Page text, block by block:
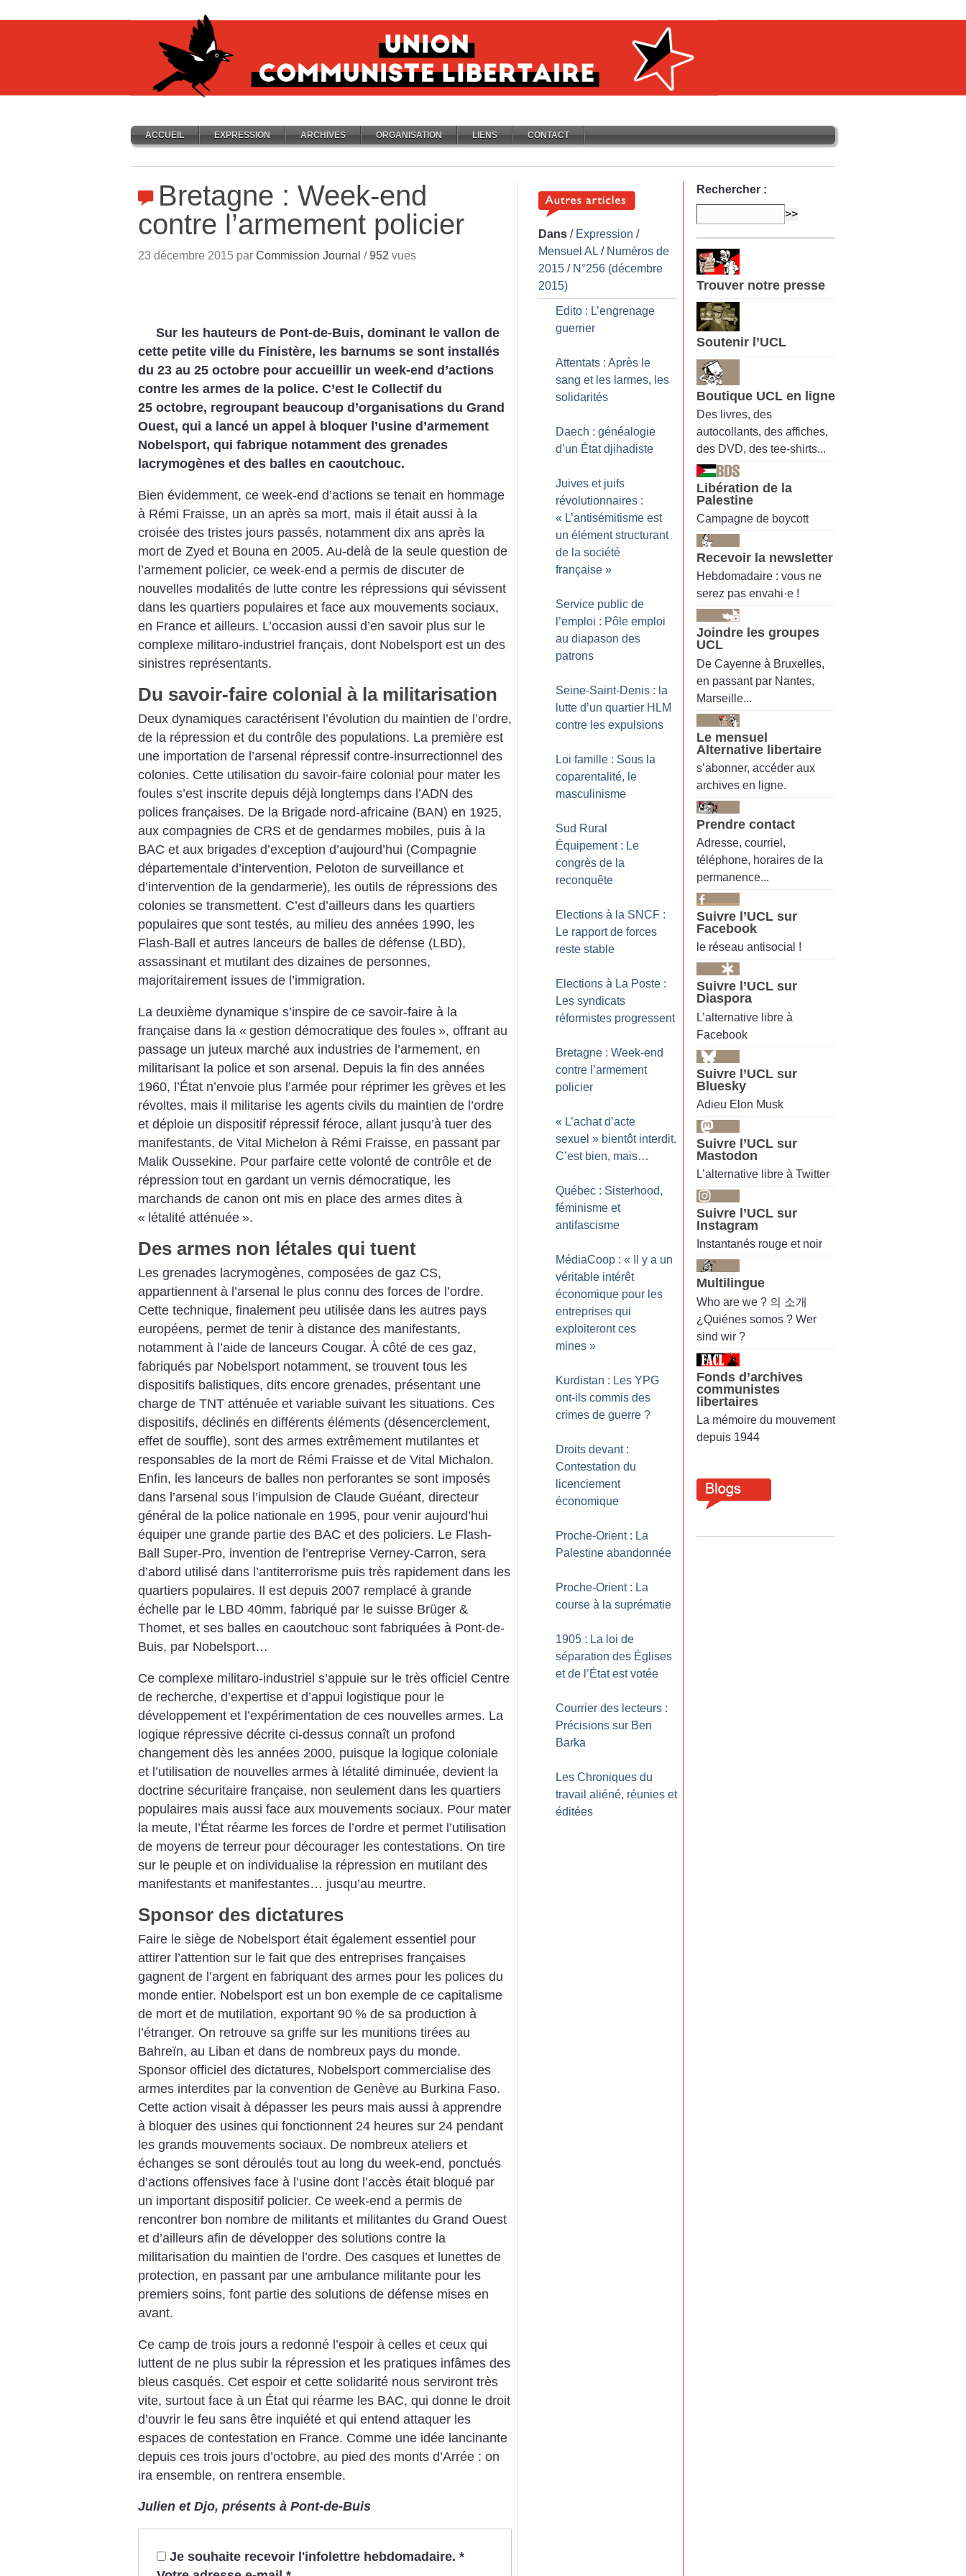
ACCUEIL EXPRESSION ARCHIVES ORGANISATION LIENS CONTACT
Bretagne : Week-end
contre l’armement policier
23 décembre 2015 par Commission Journal /952 vues
Sur les hauteurs de Pont-de-Buis, dominant le vallon de
cette petite ville du Finistère, les barnums se sont installés
du 23 au 25 octobre pour accueillir un week-end d’actions
contre les armes de la police. C’est le Collectif du
25 octobre, regroupant beaucoup d’organisations du Grand
Ouest, qui a lancé un appel à bloquer l’usine d’armement
Nobelsport, qui fabrique notamment des grenades
lacrymogènes et des balles en caoutchouc.
Bien évidemment, ce week-end d’actions se tenait en hommage
à Rémi Fraisse, un an après sa mort, mais il était aussi à la
croisée des tristes jours passés, notamment dix ans après la
mort de Zyed et Bouna en 2005. Au-delà de la seule question de
l’armement policier, ce week-end a permis de discuter de
nouvelles modalités de lutte contre les répressions qui sévissent
dans les quartiers populaires et face aux mouvements sociaux,
en France et ailleurs. L’occasion aussi d’en savoir plus sur le
complexe militaro-industriel français, dont Nobelsport est un des
sinistres représentants.
Du savoir-faire colonial à la militarisation
Deux dynamiques caractérisent l’évolution du maintien de l’ordre,
de la répression et du contrôle des populations. La première est
une importation de l’arsenal répressif contre-insurrectionnel des
colonies. Cette utilisation du savoir-faire colonial pour mater les
foules s’est inscrite depuis déjà longtemps dans l’ADN des
polices françaises. De la Brigade nord-africaine (BAN) en 1925,
aux compagnies de CRS et de gendarmes mobiles, puis à la
BAC et aux brigades d’exception d’aujourd’hui (Compagnie
départementale d’intervention, Peloton de surveillance et
d’intervention de la gendarmerie), les outils de répressions des
colonies se transmettent. C’est d’ailleurs dans les quartiers
populaires que sont testés, au milieu des années 1990, les
Flash-Ball et autres lanceurs de balles de défense (LBD),
assassinant et mutilant des dizaines de personnes,
majoritairement issues de l’immigration.
La deuxième dynamique s’inspire de ce savoir-faire à la
française dans la « gestion démocratique des foules », offrant au
passage un juteux marché aux industries de l’armement, en
militarisant la police et son arsenal. Depuis la fin des années
1960, l’État n’envoie plus l’armée pour réprimer les grèves et les
révoltes, mais il militarise les agents civils du maintien de l’ordre
et déploie un dispositif répressif féroce, allant jusqu’à tuer des
manifestants, de Vital Michelon à Rémi Fraisse, en passant par
Malik Oussekine. Pour parfaire cette volonté de contrôle et de
répression tout en gardant un vernis démocratique, les
marchands de canon ont mis en place des armes dites à
« létalité atténuée ».
Des armes non létales qui tuent
Les grenades lacrymogènes, composées de gaz CS,
appartiennent à l’arsenal le plus connu des forces de l’ordre.
Cette technique, finalement peu utilisée dans les autres pays
européens, permet de tenir à distance des manifestants,
notamment à l’aide de lanceurs Cougar. À côté de ces gaz,
fabriqués par Nobelsport notamment, se trouvent tous les
dispositifs balistiques, dits encore grenades, présentant une
charge de TNT atténuée et variable suivant les situations. Ces
dispositifs, déclinés en différents éléments (désencerclement,
effet de souffle), sont des armes extrêmement mutilantes et
responsables de la mort de Rémi Fraisse et de Vital Michalon.
Enfin, les lanceurs de balles non perforantes se sont imposés
dans l’arsenal sous l’impulsion de Claude Guéant, directeur
général de la police nationale en 1995, pour venir aujourd’hui
équiper une grande partie des BAC et des policiers. Le Flash-
Ball Super-Pro, invention de l’entreprise Verney-Carron, sera
d’abord utilisé dans l’antiterrorisme puis très rapidement dans les
quartiers populaires. Il est depuis 2007 remplacé à grande
échelle par le LBD 40mm, fabriqué par le suisse Brüger &
Thomet, et ses balles en caoutchouc sont fabriquées à Pont-de-
Buis, par Nobelsport…
Ce complexe militaro-industriel s’appuie sur le très officiel Centre
de recherche, d’expertise et d’appui logistique pour le
développement et l’expérimentation de ces nouvelles armes. La
logique répressive décrite ci-dessus connaît un profond
changement dès les années 2000, puisque la logique coloniale
et l’utilisation de nouvelles armes à létalité diminuée, devient la
doctrine sécuritaire française, non seulement dans les quartiers
populaires mais aussi face aux mouvements sociaux. Pour mater
la meute, l’État réarme les forces de l’ordre et permet l’utilisation
de moyens de terreur pour décourager les contestations. On tire
sur le peuple et on individualise la répression en mutilant des
manifestants et manifestantes… jusqu’au meurtre.
Sponsor des dictatures
Faire le siège de Nobelsport était également essentiel pour
attirer l’attention sur le fait que des entreprises françaises
gagnent de l’argent en fabriquant des armes pour les polices du
monde entier. Nobelsport est un bon exemple de ce capitalisme
de mort et de mutilation, exportant 90 % de sa production à
l’étranger. On retrouve sa griffe sur les munitions tirées au
Bahreïn, au Liban et dans de nombreux pays du monde.
Sponsor officiel des dictatures, Nobelsport commercialise des
armes interdites par la convention de Genève au Burkina Faso.
Cette action visait à dépasser les peurs mais aussi à apprendre
à bloquer des usines qui fonctionnent 24 heures sur 24 pendant
les grands mouvements sociaux. De nombreux ateliers et
échanges se sont déroulés tout au long du week-end, ponctués
d’actions offensives face à l’usine dont l’accès était bloqué par
un important dispositif policier. Ce week-end a permis de
rencontrer bon nombre de militants et militantes du Grand Ouest
et d’ailleurs afin de développer des solutions contre la
militarisation du maintien de l’ordre. Des casques et lunettes de
protection, en passant par une ambulance militante pour les
premiers soins, font partie des solutions de défense mises en
avant.
Ce camp de trois jours a redonné l’espoir à celles et ceux qui
luttent de ne plus subir la répression et les pratiques infâmes des
bleus casqués. Cet espoir et cette solidarité nous serviront très
vite, surtout face à un État qui réarme les BAC, qui donne le droit
d’ouvrir le feu sans être inquiété et qui entend attaquer les
espaces de contestation en France. Comme une idée lancinante
depuis ces trois jours d’octobre, au pied des monts d’Arrée : on
ira ensemble, on rentrera ensemble.
Julien et Djo, présents à Pont-de-Buis
Je souhaite recevoir l'infolettre hebdomadaire. *
Dans / Expression /
Mensuel AL / Numéros de
2015 / N°256 (décembre
2015)
Edito : L’engrenage
guerrier
Attentats : Après le
sang et les larmes, les
solidarités
Daech : généalogie
d’un État djihadiste
Juives et juifs
révolutionnaires :
« L’antisémitisme est
un élément structurant
de la société
française »
Service public de
l’emploi : Pôle emploi
au diapason des
patrons
Seine-Saint-Denis : la
lutte d’un quartier HLM
contre les expulsions
Loi famille : Sous la
coparentalité, le
masculinisme
Sud Rural
Équipement : Le
congrès de la
reconquête
Elections à la SNCF :
Le rapport de forces
reste stable
Elections à La Poste :
Les syndicats
réformistes progressent
Bretagne : Week-end
contre l’armement
policier
« L’achat d’acte
sexuel » bientôt interdit.
C’est bien, mais…
Québec : Sisterhood,
féminisme et
antifascisme
MédiaCoop : «
Il y a un
véritable intérêt
économique pour les
entreprises qui
exploiteront ces
mines »
Kurdistan : Les YPG
ont-ils commis des
crimes de guerre ?
Droits devant :
Contestation du
licenciement
économique
Proche-Orient : La
Palestine abandonnée
Proche-Orient : La
course à la suprématie
1905 : La loi de
séparation des Églises
et de l’État est votée
Courrier des lecteurs :
Précisions sur Ben
Barka
Les Chroniques du
travail aliéné, réunies et
éditées
Rechercher :
Trouver notre presse
Soutenir l’UCL
Boutique UCL en ligne
Des livres, des
autocollants, des affiches,
des DVD, des tee-shirts...
Libération de la
Palestine
Campagne de boycott
Recevoir la newsletter
Hebdomadaire : vous ne
serez pas envahi·e !
Joindre les groupes
UCL
De Cayenne à Bruxelles,
en passant par Nantes,
Marseille...
Le mensuel
Alternative libertaire
s’abonner, accéder aux
archives en ligne.
Prendre contact
Adresse, courriel,
téléphone, horaires de la
permanence...
Suivre l’UCL sur
Facebook
le réseau antisocial !
Suivre l’UCL sur
Diaspora
L’alternative libre à
Facebook
Suivre l’UCL sur
Bluesky
Adieu Elon Musk
Suivre l’UCL sur
Mastodon
L’alternative libre à Twitter
Suivre l’UCL sur
Instagram
Instantanés rouge et noir
Multilingue
Who are we ? 의 소개
¿Quiénes somos ? Wer
sind wir ?
Fonds d’archives
communistes
libertaires
La mémoire du mouvement
depuis 1944